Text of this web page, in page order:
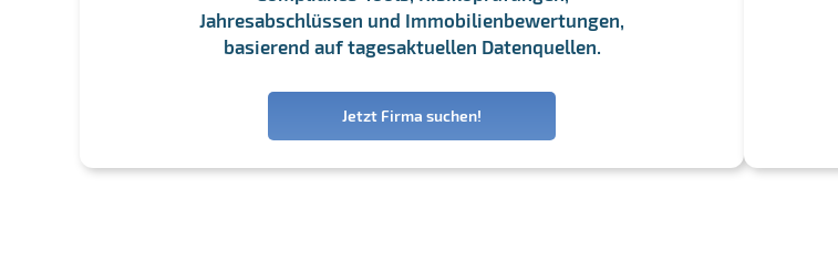
Jahresabschlüssen und Immobilienbewertungen,
basierend auf tagesaktuellen Datenquellen.
Jetzt Firma suchen!